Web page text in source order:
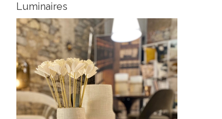
Luminaires